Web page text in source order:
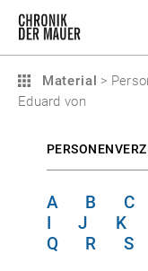
Material >
Eduard von
A B C
I
J K
Q
R S